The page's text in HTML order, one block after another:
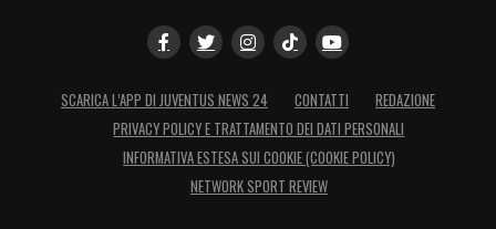
SCARICA L’APP DI JUVENTUS NEWS 24 CONTATTI
REDAZIONE
PRIVACY POLICY E TRATTAMENTO DEI DATI PERSONALI
INFORMATIVA ESTESA SUI COOKIE (COOKIE POLICY)
NETWORK SPORT REVIEW